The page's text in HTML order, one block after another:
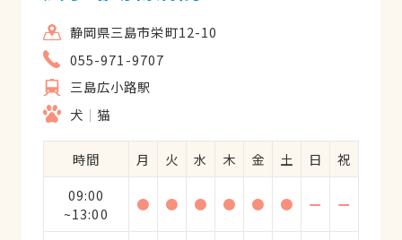
静岡県三島市栄町12-10
055-971-9707
三島広小路駅
犬
猫
時間 月 火 水 木 金 土 日
祝
09:00
~13:00
● ● ● ● ● ● ー ー